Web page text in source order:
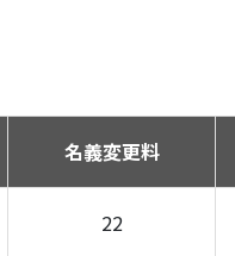
名義変更料
22